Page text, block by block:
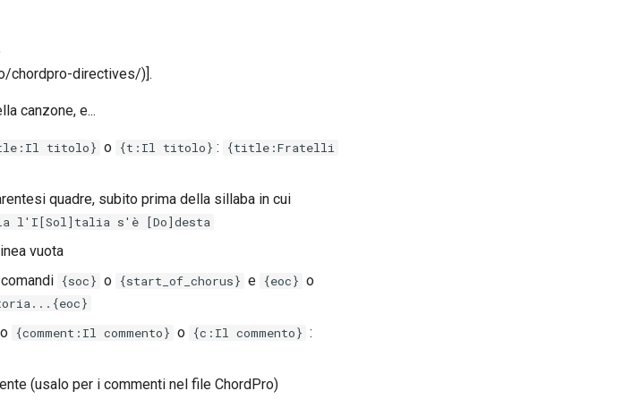
chordpro-directives/)].
canzone, e...
titolo} o {t:Il titolo} :
{title:Fratelli
quadre, subito prima della sillaba in cui
l'I[Sol]talia s'è [Do]desta
vuota
{soc} o {start_of_chorus} e {eoc} o
{comment:Il commento} o {c:Il commento} :
(usalo per i commenti nel file ChordPro)